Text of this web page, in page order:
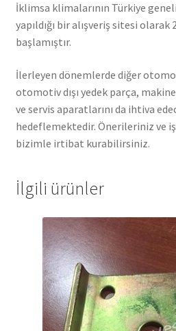
İklimsa klimalarının Türkiye
yapıldığı bir alışveriş sitesi olarak
başlamıştır.
İlerleyen dönemlerde diğer
otomotiv dışı yedek parça,
ve servis aparatlarını da ihtiva
hedeflemektedir. Önerileriniz ve
bizimle irtibat kurabilirsiniz.
İlgili ürünler